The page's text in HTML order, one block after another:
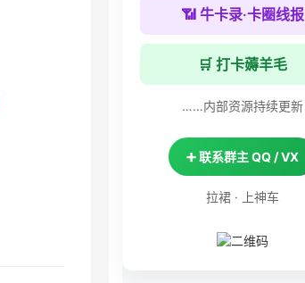
📶 牛卡录·卡圈线报
🛒 打卡薅羊毛
……内部资源持续更新
➕ 联系群主 QQ / VX
拉裙 · 上神车